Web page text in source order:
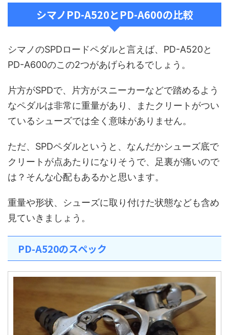
シマノPD-A520とPD-A600の比較
シマノのSPDロードペダルと言えば、PD-A520と
PD-A600のこの2つがあげられるでしょう。
片方がSPDで、片方がスニーカーなどで踏めるよう
なペダルは非常に重量があり、またクリートがつい
ているシューズでは全く意味がありません。
ただ、SPDペダルというと、なんだかシューズ底で
クリートが点あたりになりそうで、足裏が痛いので
は？そんな心配もあるかと思います。
重量や形状、シューズに取り付けた状態なども含め
見ていきましょう。
PD-A520のスペック